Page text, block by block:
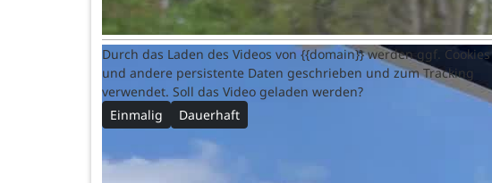
Durch das Laden des Videos von {{domain}} werden ggf. Cookies
und andere persistente Daten geschrieben und zum Tracking
verwendet. Soll das Video geladen werden?
Einmalig
Dauerhaft